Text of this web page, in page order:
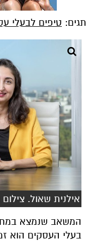
תגים: טיפים לבעלי
אילנית שאול.
המשאב שנמצא
בעלי העסקים הוא